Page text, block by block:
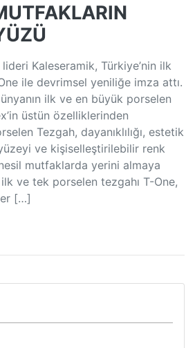
Kaleseramik, Türkiye’nin ilk
ile devrimsel yeniliğe imza attı.
ilk ve en büyük porselen
üstün özelliklerinden
Tezgah, dayanıklılığı, estetik
ve kişiselleştirilebilir renk
mutfaklarda yerini almaya
ve tek porselen tezgahı T-One,
[…]